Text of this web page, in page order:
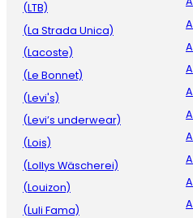
(LTB)
(La Strada Unica)
(Lacoste)
(Le Bonnet)
(Levi's)
(Levi’s underwear)
(Lois)
(Lollys Wäscherei)
(Louizon)
(Luli Fama)